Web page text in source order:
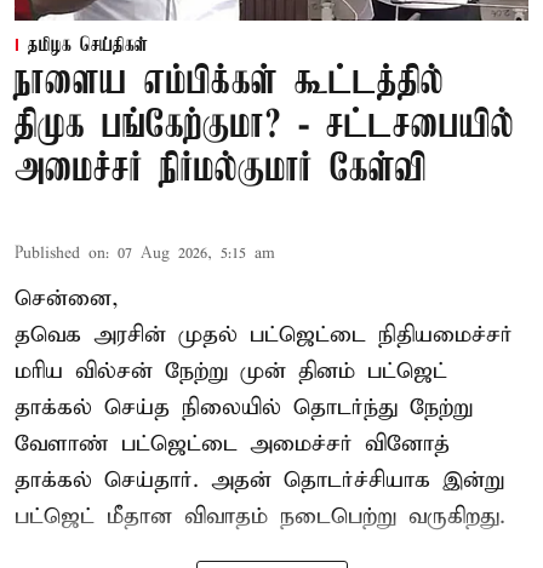
தமிழக செய்திகள்
நாளைய எம்பிக்கள் கூட்டத்தில்
திமுக பங்கேற்குமா? - சட்டசபையில்
அமைச்சர் நிர்மல்குமார் கேள்வி
Published on: 07 Aug 2026, 5:15 am
சென்னை,
தவெக அரசின் முதல் பட்ஜெட்டை நிதியமைச்சர்
மரிய வில்சன் நேற்று முன் தினம் பட்ஜெட்
தாக்கல் செய்த நிலையில் தொடர்ந்து நேற்று
வேளாண் பட்ஜெட்டை அமைச்சர் வினோத்
தாக்கல் செய்தார். அதன் தொடர்ச்சியாக இன்று
பட்ஜெட் மீதான விவாதம் நடைபெற்று வருகிறது.